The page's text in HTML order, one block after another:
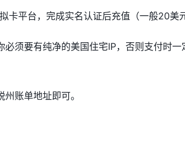
卡平台，完成实名认证后充值（一般20美
须要有纯净的美国住宅IP，否则支付时一
账单地址即可。